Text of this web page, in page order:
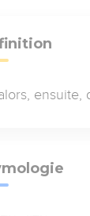
ensuite,